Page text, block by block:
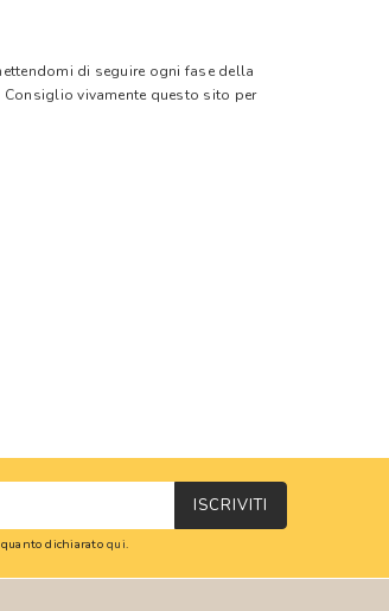
di seguire ogni fase della
vivamente questo sito per
ISCRIVITI
quanto dichiaratoqui.